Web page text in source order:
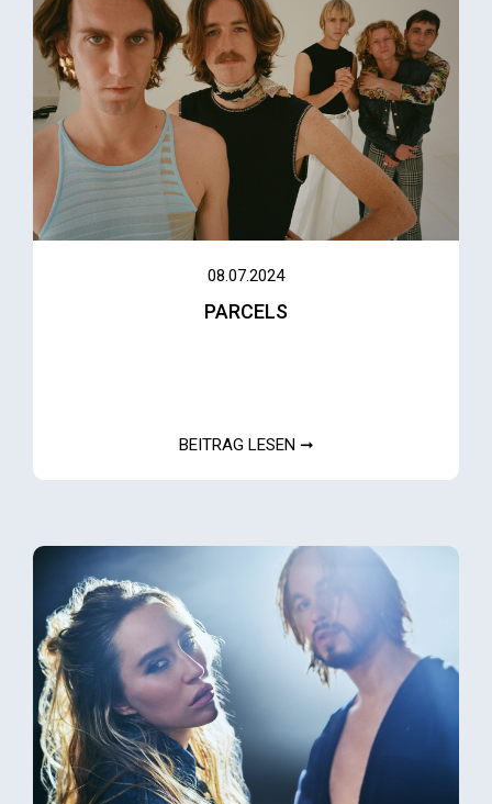
08.07.2024
PARCELS
BEITRAG LESEN ➞